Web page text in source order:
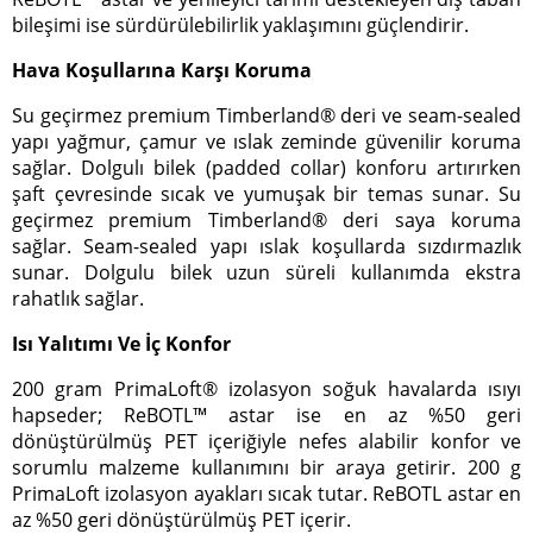
bileşimi ise sürdürülebilirlik yaklaşımını güçlendirir.
Hava Koşullarına Karşı Koruma
Su geçirmez premium Timberland® deri ve seam-sealed
yapı yağmur, çamur ve ıslak zeminde güvenilir koruma
sağlar. Dolgulı bilek (padded collar) konforu artırırken
şaft çevresinde sıcak ve yumuşak bir temas sunar. Su
geçirmez premium Timberland® deri saya koruma
sağlar. Seam-sealed yapı ıslak koşullarda sızdırmazlık
sunar. Dolgulu bilek uzun süreli kullanımda ekstra
rahatlık sağlar.
Isı Yalıtımı Ve İç Konfor
200 gram PrimaLoft® izolasyon soğuk havalarda ısıyı
hapseder; ReBOTL™ astar ise en az %50 geri
dönüştürülmüş PET içeriğiyle nefes alabilir konfor ve
sorumlu malzeme kullanımını bir araya getirir. 200 g
PrimaLoft izolasyon ayakları sıcak tutar. ReBOTL astar en
az %50 geri dönüştürülmüş PET içerir.